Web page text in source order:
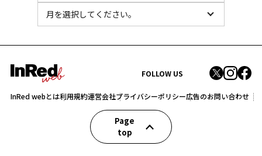
FOLLOW US
InRed webとは利用規約運営会社プライバシーポリシー広告のお問い合わせ
Page
top